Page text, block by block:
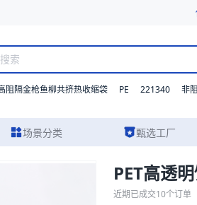
阻隔金枪鱼柳共挤热收缩袋 PE 221340 非
场景分类 甄选工厂
实物图片及报价参考，主要用于食品
PET高透
近期已成交10个订单